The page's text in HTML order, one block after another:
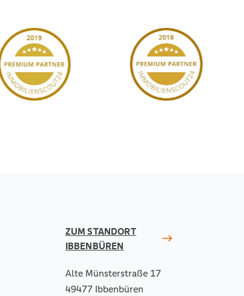
ZUM STANDORT
IBBENBÜREN
Alte Münsterstraße 17
49477 Ibbenbüren